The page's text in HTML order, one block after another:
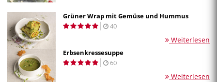
Grüner Wrap mit Gemüse und Hummus
40
Weiterlesen
Erbsenkressesuppe
60
Weiterlesen